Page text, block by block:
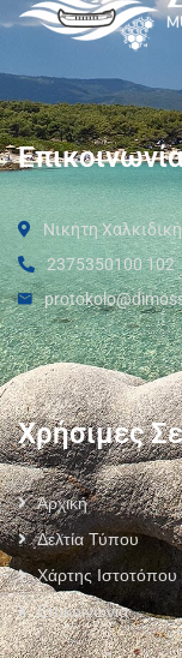
Νικήτη
2375350100 102
Χρήσιμες
Αρχική
Δελτία Τύπου
Χάρτης Ιστοτόπου
Επικοινωνία